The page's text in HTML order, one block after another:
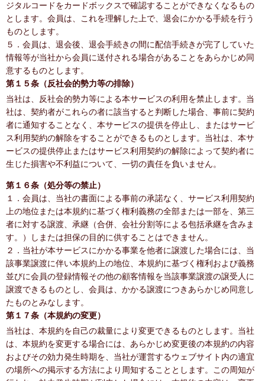
ジタルコードをカードボックスで確認することができなくなるもの
とします。会員は、これを理解した上で、退会にかかる手続を行う
ものとします。
５．会員は、退会後、退会手続きの間に配信手続きが完了していた
情報等が当社から会員に送付される場合があることをあらかじめ同
意するものとします。
第１５条（反社会的勢力等の排除）
当社は、反社会的勢力等による本サービスの利用を禁止します。当
社は、契約者がこれらの者に該当すると判断した場合、事前に契約
者に通知することなく、本サービスの提供を停止し、またはサービ
ス利用契約の解除をすることができるものとします。当社は、本サ
ービスの提供停止またはサービス利用契約の解除によって契約者に
生じた損害や不利益について、一切の責任を負いません。
第１６条（処分等の禁止）
１．会員は、当社の書面による事前の承諾なく、サービス利用契約
上の地位または本規約に基づく権利義務の全部または一部を、第三
者に対する譲渡、承継（合併、会社分割等による包括承継を含みま
す。）しまたは担保の目的に供することはできません。
２．当社が本サービスにかかる事業を他者に譲渡した場合には、当
該事業譲渡に伴い本規約上の地位、本規約に基づく権利および義務
並びに会員の登録情報その他の顧客情報を当該事業譲渡の譲受人に
譲渡できるものとし、会員は、かかる譲渡につきあらかじめ同意し
たものとみなします。
第１７条（本規約の変更）
当社は、本規約を自己の裁量により変更できるものとします。当社
は、本規約を変更する場合には、あらかじめ変更後の本規約の内容
およびその効力発生時期を、当社が運営するウェブサイト内の適宜
の場所への掲示する方法により周知することとします。この周知が